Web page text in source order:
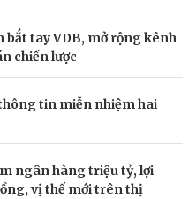
bắt tay VDB, mở rộng kênh
chiến lược
tin miễn nhiệm hai
ngân hàng triệu tỷ, lợi
vị thế mới trên thị